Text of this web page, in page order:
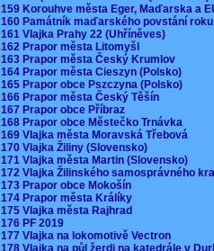
159 Korouhve města Eger, Maďarska a
160 Památník maďarského povstání
161 Vlajka Prahy 22 (Uhříněves)
162 Prapor města Litomyšl
163 Prapor města Český Krumlov
164 Prapor města Cieszyn (Polsko)
165 Prapor obce Pszczyna (Polsko)
166 Prapor města Český Těšín
167 Prapor obce Příbraz
168 Prapor obce Městečko Trnávka
169 Vlajka města Moravská Třebová
170 Vlajka Žiliny (Slovensko)
171 Vlajka města Martin (Slovensko)
172 Vlajka Žilinského samosprávného
173 Prapor obce Mokošín
174 Prapor města Králíky
175 Vlajka města Rajhrad
176 PF 2019
177 Vlajka na lokomotivě Vectron
178 Vlajka na půl žerdi na katedrále v